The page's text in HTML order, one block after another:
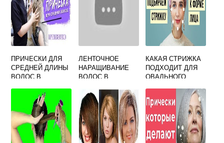
ПРИЧЕСКИ ДЛЯ
СРЕДНЕЙ ДЛИНЫ
ВОЛОС В
УСЛОВИЯХ
ЛЕНТОЧНОЕ
НАРАЩИВАНИЕ
ВОЛОС В
УСЛОВИЯХ
САМОЙ СЕБЕ
КАКАЯ СТРИЖКА
ПОДХОДИТ ДЛЯ
ОВАЛЬНОГО